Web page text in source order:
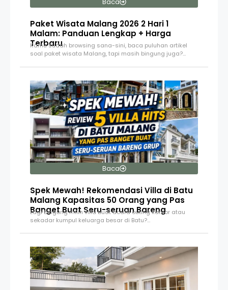
Baca
Paket Wisata Malang 2026 2 Hari 1
Malam: Panduan Lengkap + Harga
Terbaru
Kamu sudah browsing sana-sini, baca puluhan artikel
soal paket wisata Malang, tapi masih bingung juga?…
Baca
Spek Mewah! Rekomendasi Villa di Batu
Malang Kapasitas 50 Orang yang Pas
Banget Buat Seru-seruan Bareng
Lagi bingung milih villa buat acara outing kantor atau
sekadar kumpul keluarga besar di Batu?…